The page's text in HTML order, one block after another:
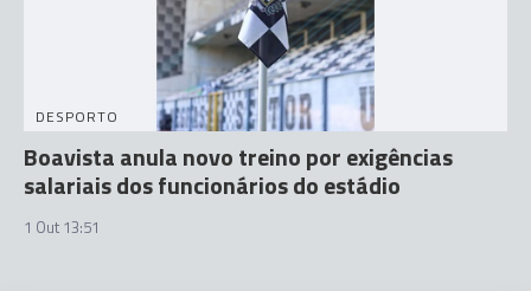
DESPORTO
Boavista anula novo treino por exigências
salariais dos funcionários do estádio
1 Out 13:51